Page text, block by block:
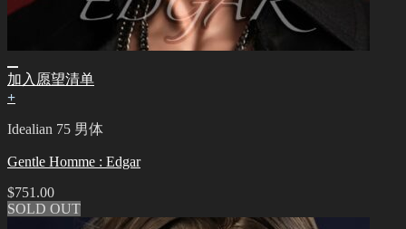
加入愿望清单
+
Idealian 75 男体
Gentle Homme : Edgar
$751.00
SOLD OUT